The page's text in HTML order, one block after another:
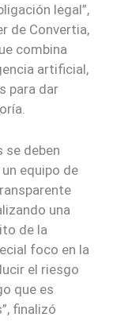
legal”,
de Convertia,
combina
artificial,
para dar
se deben
equipo de
una
de la
foco en la
el riesgo
que es
finalizó